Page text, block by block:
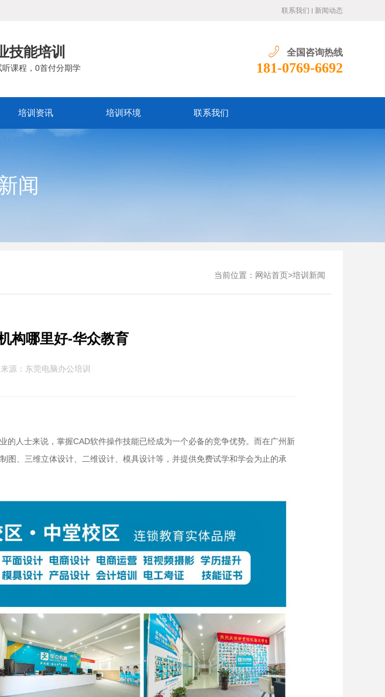
联系我们 新闻动态
技能培训
课程，0首付分期学
全国咨询热线
181-0769-6692
培训资讯 培训环境 联系我们
闻
当前位置： 网站首页 >培训新闻
构哪里好-华众教育
来源： 东莞电脑办公培训
人士来说，掌握CAD软件操作技能已经成为一个必备的竞争优势。而在广州新
、三维立体设计、二维设计、模具设计等，并提供免费试学和学会为止的承